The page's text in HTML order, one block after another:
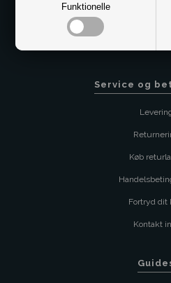
Funktionelle
Service og
Køb
Fortryd dit
Kontakt